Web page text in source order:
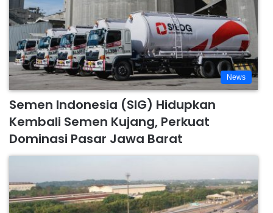
News
Semen Indonesia (SIG) Hidupkan
Kembali Semen Kujang, Perkuat
Dominasi Pasar Jawa Barat